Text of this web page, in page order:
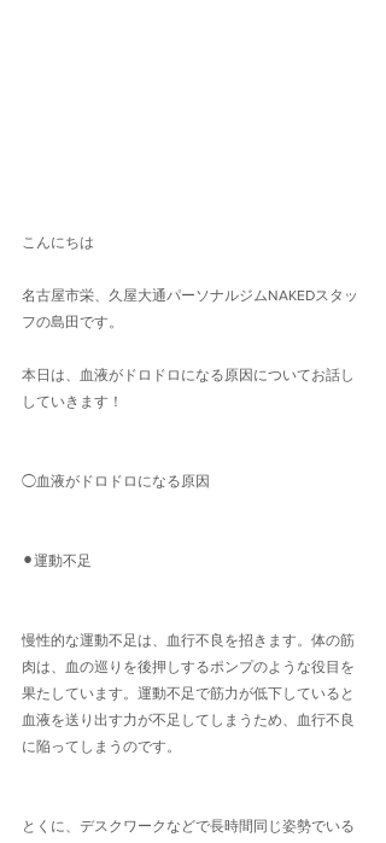
こんにちは
名古屋市栄、久屋大通パーソナルジムNAKEDスタッ
フの島田です。
本日は、血液がドロドロになる原因についてお話し
していきます！
◯血液がドロドロになる原因
⚫︎運動不足
慢性的な運動不足は、血行不良を招きます。体の筋
肉は、血の巡りを後押しするポンプのような役目を
果たしています。運動不足で筋力が低下していると
血液を送り出す力が不足してしまうため、血行不良
に陥ってしまうのです。
とくに、デスクワークなどで長時間同じ姿勢でいる